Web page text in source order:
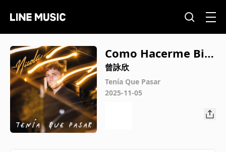
Como Hacerme Bie
n
曾詠欣
Tenía Que Pasar
2025-11-05